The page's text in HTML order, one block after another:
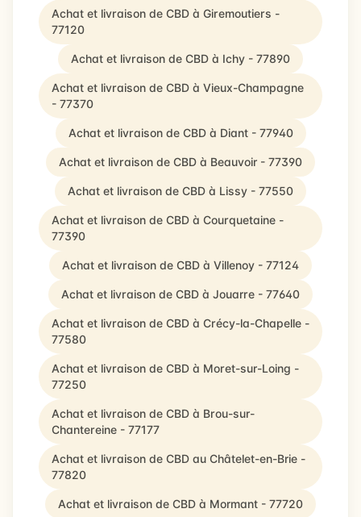
Achat et livraison de CBD à Giremoutiers -
77120
Achat et livraison de CBD à Ichy - 77890
Achat et livraison de CBD à Vieux-Champagne
- 77370
Achat et livraison de CBD à Diant - 77940
Achat et livraison de CBD à Beauvoir - 77390
Achat et livraison de CBD à Lissy - 77550
Achat et livraison de CBD à Courquetaine -
77390
Achat et livraison de CBD à Villenoy - 77124
Achat et livraison de CBD à Jouarre - 77640
Achat et livraison de CBD à Crécy-la-Chapelle -
77580
Achat et livraison de CBD à Moret-sur-Loing -
77250
Achat et livraison de CBD à Brou-sur-
Chantereine - 77177
Achat et livraison de CBD au Châtelet-en-Brie -
77820
Achat et livraison de CBD à Mormant - 77720